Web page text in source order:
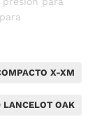
X-XM
LANCELOT OAK